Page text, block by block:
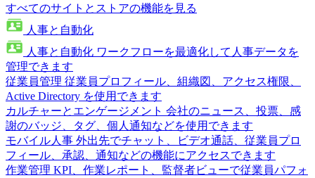
すべてのサイトとストアの機能を見る
人事と自動化
人事と自動化 ワークフローを最適化して人事データを
管理できます
従業員管理 従業員プロフィール、組織図、アクセス権限、
Active Directory を使用できます
カルチャーとエンゲージメント 会社のニュース、投票、感
謝のバッジ、タグ、個人通知などを使用できます
モバイル人事 外出先でチャット、ビデオ通話、従業員プロ
フィール、承認、通知などの機能にアクセスできます
作業管理 KPI、作業レポート、監督者ビューで従業員パフォ